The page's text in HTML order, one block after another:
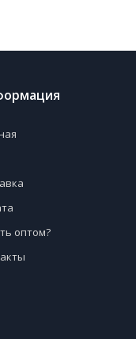
оптом?